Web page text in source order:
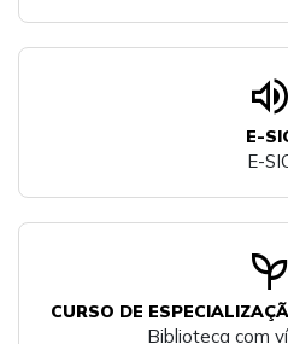
volume_up
E-
E-
psychiatry
CURSO DE
Biblioteca com